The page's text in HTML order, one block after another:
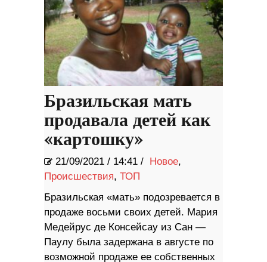
Бразильская мать
продавала детей как
«картошку»
21/09/2021 / 14:41 / Новое,
Происшествия, ТОП
Бразильская «мать» подозревается в
продаже восьми своих детей. Мария
Медейрус де Консейсау из Сан —
Паулу была задержана в августе по
возможной продаже ее собственных